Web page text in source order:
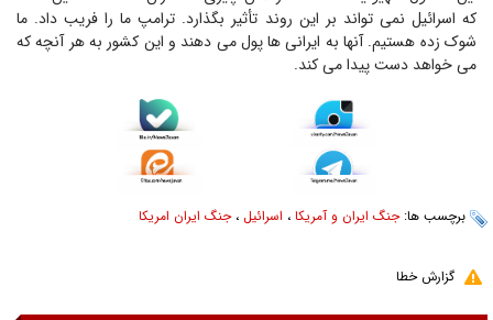
که اسرائیل نمی تواند بر این روند تأثیر بگذارد. ترامپ ما را فریب داد. ما
شوک زده هستیم. آنها به ایرانی ها پول می دهند و این کشور به هر آنچه که
می خواهد دست پیدا می کند.
برچسب ها:جنگ ایران و آمریکا ، اسرائیل ،جنگ ایران امریکا
گزارش خطا